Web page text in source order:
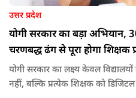
उत्तर प्रदेश
योगी सरकार का बड़ा अभियान,
चरणबद्ध ढंग से पूरा होगा शिक्षक
योगी सरकार का लक्ष्य केवल विद्यालयों
नहीं, बल्कि प्रत्येक शिक्षक को